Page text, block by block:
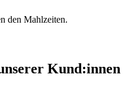
den Mahlzeiten.
Kund:innen